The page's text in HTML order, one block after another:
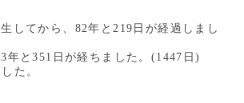
してから、82年と219日が経過しまし
年と351日が経ちました。(1447日)
た。